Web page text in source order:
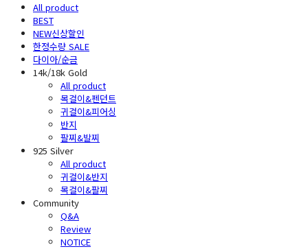
All product
BEST
NEW신상할인
한정수량 SALE
다이아/순금
14k/18k Gold
All product
목걸이&펜던트
귀걸이&피어싱
반지
팔찌&발찌
925 Silver
All product
귀걸이&반지
목걸이&팔찌
Community
Q&A
Review
NOTICE